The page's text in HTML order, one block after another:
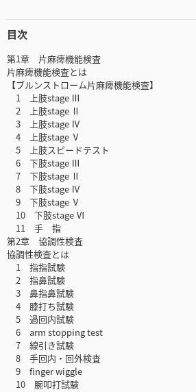
目次
第1章 片麻痺機能検査
片麻痺機能検査とは
【ブルンストローム片麻痺機能検査】
1 上肢stage Ⅲ
2 上肢stage Ⅱ
3 上肢stage Ⅳ
4 上肢stage Ⅴ
5 上肢スピードテスト
6 下肢stage Ⅲ
7 下肢stage Ⅱ
8 下肢stage Ⅳ
9 下肢stage Ⅴ
10 下肢stage Ⅵ
11 手 指
第2章 協調性検査
協調性検査とは
1 指指試験
2 指鼻試験
3 鼻指鼻試験
4 膝打ち試験
5 過回内試験
6 arm stopping test
7 線引き試験
8 手回内・回外検査
9 finger wiggle
10 腕叩打試験